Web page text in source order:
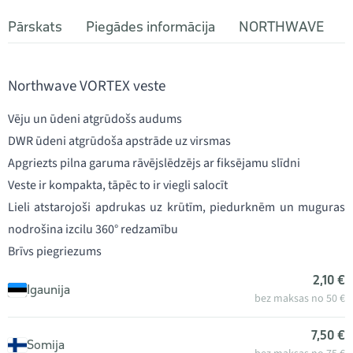
Pārskats Piegādes informācija NORTHWAVE
Northwave VORTEX veste
Vēju un ūdeni atgrūdošs audums
DWR ūdeni atgrūdoša apstrāde uz virsmas
Apgriezts pilna garuma rāvējslēdzējs ar fiksējamu slīdni
Veste ir kompakta, tāpēc to ir viegli salocīt
Lieli atstarojoši apdrukas uz krūtīm, piedurknēm un muguras
nodrošina izcilu 360° redzamību
Brīvs piegriezums
Igaunija
2,10 €
bez maksas no 50 €
Somija
7,50 €